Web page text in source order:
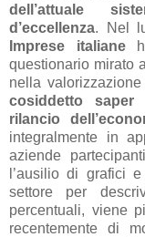
dell’attuale
d’eccellenza. Nel
Imprese italiane
questionario mirato
nella
cosiddetto
rilancio
integralmente in
aziende
l’ausilio di grafici
settore per
percentuali, viene
recentemente di